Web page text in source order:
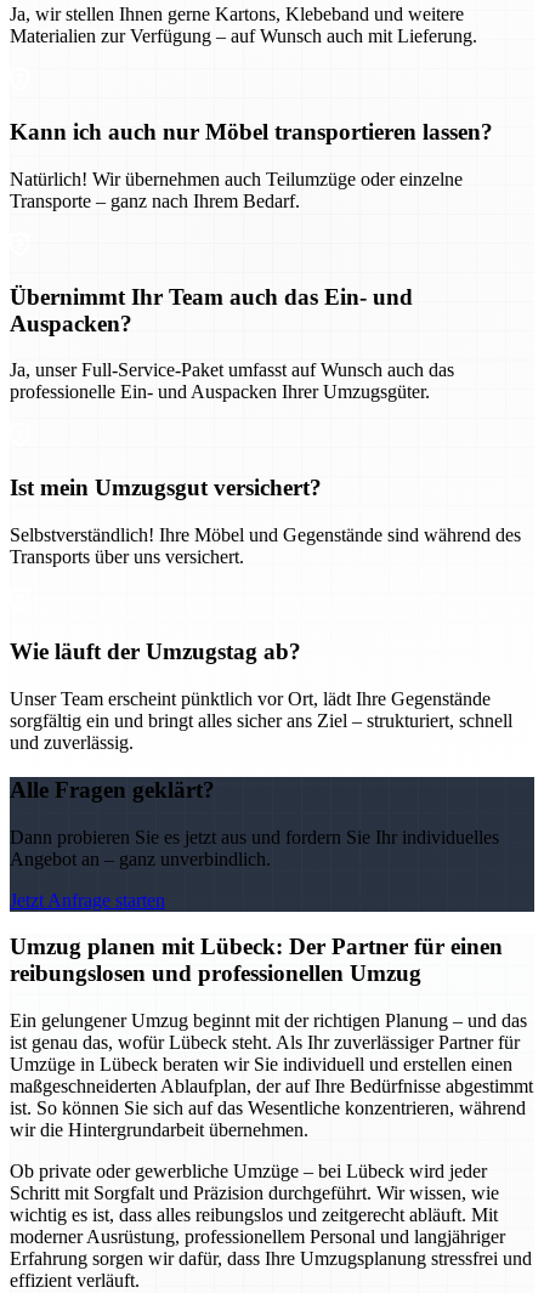
Ja, wir stellen Ihnen gerne Kartons, Klebeband und weitere
Materialien zur Verfügung – auf Wunsch auch mit Lieferung.
Kann ich auch nur Möbel transportieren lassen?
Natürlich! Wir übernehmen auch Teilumzüge oder einzelne
Transporte – ganz nach Ihrem Bedarf.
Übernimmt Ihr Team auch das Ein- und
Auspacken?
Ja, unser Full-Service-Paket umfasst auf Wunsch auch das
professionelle Ein- und Auspacken Ihrer Umzugsgüter.
Ist mein Umzugsgut versichert?
Selbstverständlich! Ihre Möbel und Gegenstände sind während des
Transports über uns versichert.
Wie läuft der Umzugstag ab?
Unser Team erscheint pünktlich vor Ort, lädt Ihre Gegenstände
sorgfältig ein und bringt alles sicher ans Ziel – strukturiert, schnell
und zuverlässig.
Alle Fragen geklärt?
Dann probieren Sie es jetzt aus und fordern Sie Ihr individuelles
Angebot an – ganz unverbindlich.
Jetzt Anfrage starten
Umzug planen mit Lübeck: Der Partner für einen
reibungslosen und professionellen Umzug
Ein gelungener Umzug beginnt mit der richtigen Planung – und das
ist genau das, wofür Lübeck steht. Als Ihr zuverlässiger Partner für
Umzüge in Lübeck beraten wir Sie individuell und erstellen einen
maßgeschneiderten Ablaufplan, der auf Ihre Bedürfnisse abgestimmt
ist. So können Sie sich auf das Wesentliche konzentrieren, während
wir die Hintergrundarbeit übernehmen.
Ob private oder gewerbliche Umzüge – bei Lübeck wird jeder
Schritt mit Sorgfalt und Präzision durchgeführt. Wir wissen, wie
wichtig es ist, dass alles reibungslos und zeitgerecht abläuft. Mit
moderner Ausrüstung, professionellem Personal und langjähriger
Erfahrung sorgen wir dafür, dass Ihre Umzugsplanung stressfrei und
effizient verläuft.